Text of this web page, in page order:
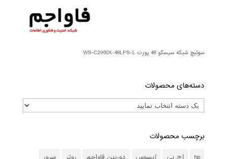
سوئیچ شبکه سیسکو 48 پورت WS-C2960X-48LPS-L
دسته‌های محصولات
برچسب محصولات